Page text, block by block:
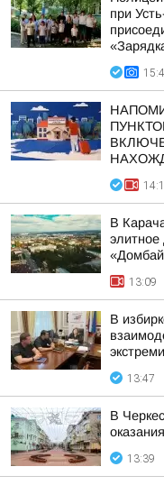
при
В
элитное
13:09
В
13:47
В
13:39